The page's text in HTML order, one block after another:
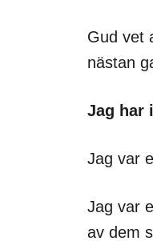
Gud vet
nästan
Jag har
Jag var
Jag var
av dem